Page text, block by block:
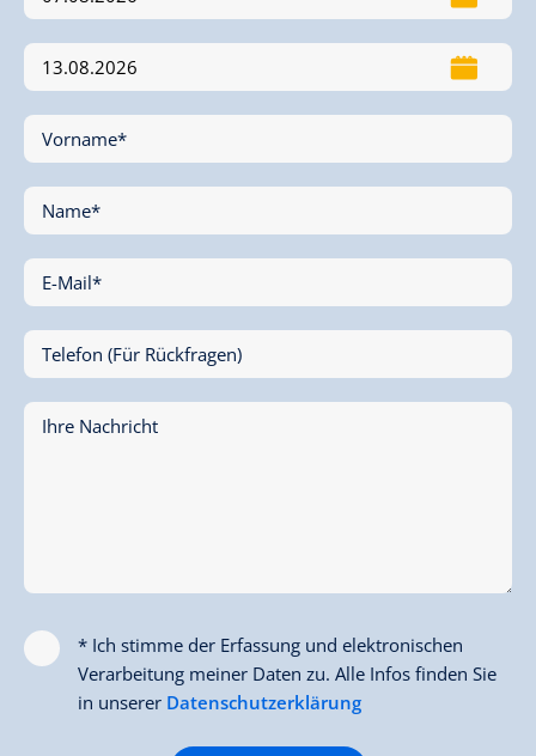
Vorname*
Name*
E-Mail*
Telefon (Für Rückfragen)
Ihre Nachricht
* Ich stimme der Erfassung und elektronischen
Verarbeitung meiner Daten zu. Alle Infos finden Sie
in unserer Datenschutzerklärung